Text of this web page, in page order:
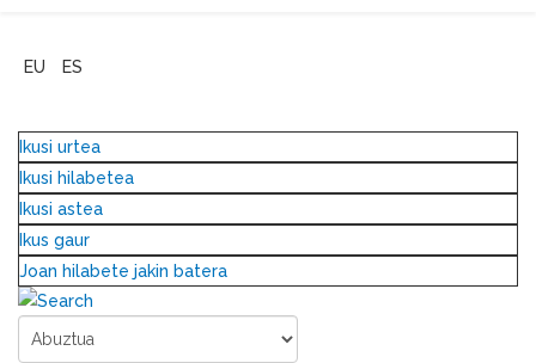
EU ES
Ikusi urtea
Ikusi hilabetea
Ikusi astea
Ikus gaur
Joan hilabete jakin batera